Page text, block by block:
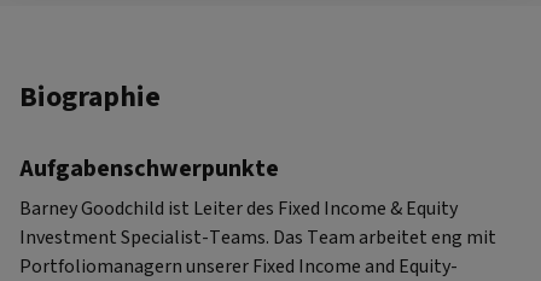
Biographie
Aufgabenschwerpunkte
Barney Goodchild ist Leiter des Fixed Income & Equity
Investment Specialist-Teams. Das Team arbeitet eng mit
Portfoliomanagern unserer Fixed Income and Equity-